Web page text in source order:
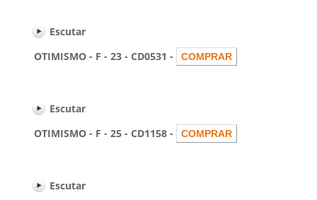
Escutar
OTIMISMO - F - 23 - CD0531 -
Escutar
OTIMISMO - F - 25 - CD1158 -
Escutar